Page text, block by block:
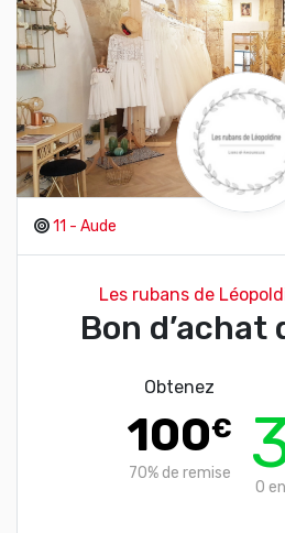
11 - Aude
Les rubans de
Bon d’achat
Obtenez
100€
70%de remise
0